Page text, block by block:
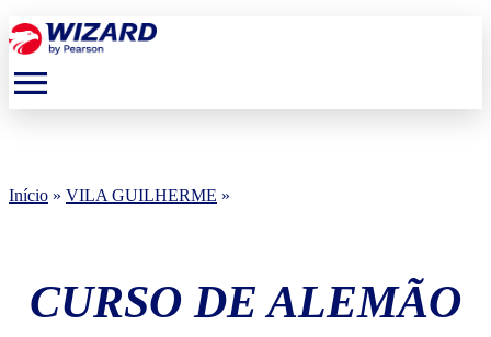
menu
Início » VILA GUILHERME »
CURSO DE ALEMÃO